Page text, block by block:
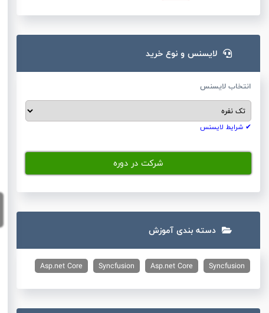
لایسنس و نوع خرید
انتخاب لایسنس
✔ شرایط لایسنس
شرکت در دوره
دسته بندی آموزش
Syncfusion
Asp.net Core
Syncfusion
Asp.net Core